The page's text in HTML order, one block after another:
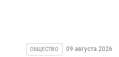
ОБЩЕСТВО 09 августа 2026